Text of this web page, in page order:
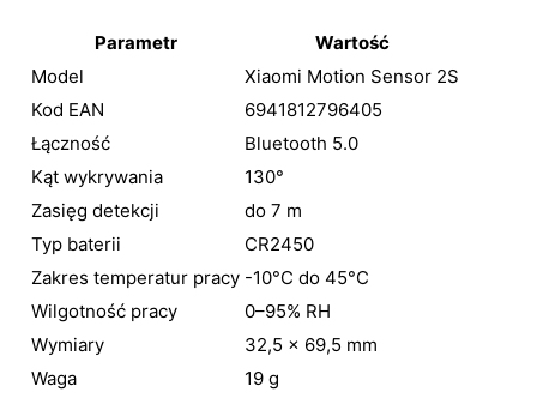
Parametr
Wartość
Model
Xiaomi Motion Sensor 2S
Kod EAN
6941812796405
Łączność
Bluetooth 5.0
Kąt wykrywania
130°
Zasięg detekcji
do 7 m
Typ baterii
CR2450
Zakres temperatur pracy -10°C do 45°C
Wilgotność pracy
0–95% RH
Wymiary
32,5 × 69,5 mm
Waga
19 g